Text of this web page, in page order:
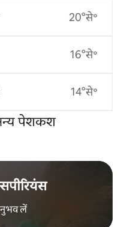
20°से॰
16°से॰
14°से॰
पेशकश
लें